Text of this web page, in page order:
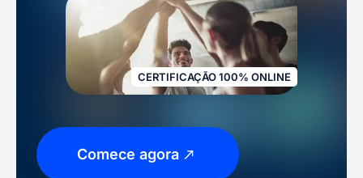
CERTIFICAÇÃO 100% ONLINE
Comece agora